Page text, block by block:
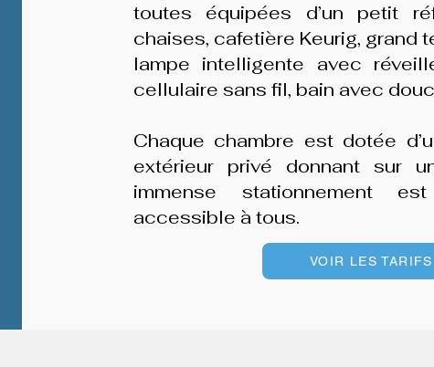
toutes équipées d’un petit
chaises, cafetière Keurig, grand
lampe intelligente avec
cellulaire sans fil, bain avec
Chaque chambre est dotée
extérieur privé donnant sur
immense stationnement
accessible à tous.
VOIR LES TARIFS